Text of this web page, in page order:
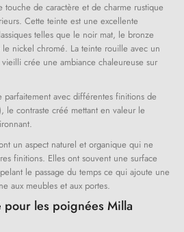
de caractère et de charme rustique
Cette teinte est une excellente
telles que le noir mat, le bronze
nickel chromé. La teinte rouille avec un
crée une ambiance chaleureuse sur
avec différentes finitions de
le contraste créé mettant en valeur le
un aspect naturel et organique qui ne
finitions. Elles ont souvent une surface
le passage du temps ce qui ajoute une
aux meubles et aux portes.
les poignées Milla